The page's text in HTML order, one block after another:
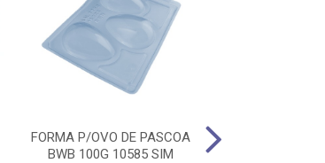
FORMA P/OVO DE PASCOA
BWB 100G 10585 SIM